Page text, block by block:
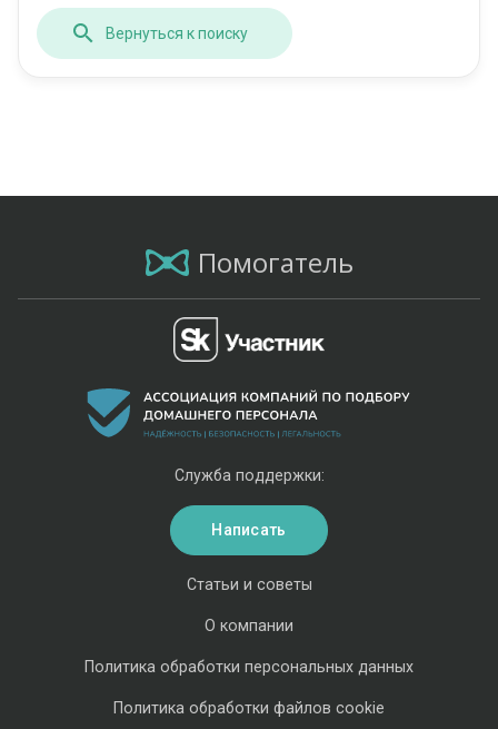
Вернуться к поиску
Помогатель
Статьи и советы
О компании
Политика обработки персональных данных
Политика обработки файлов cookie
Служба поддержки:
Написать